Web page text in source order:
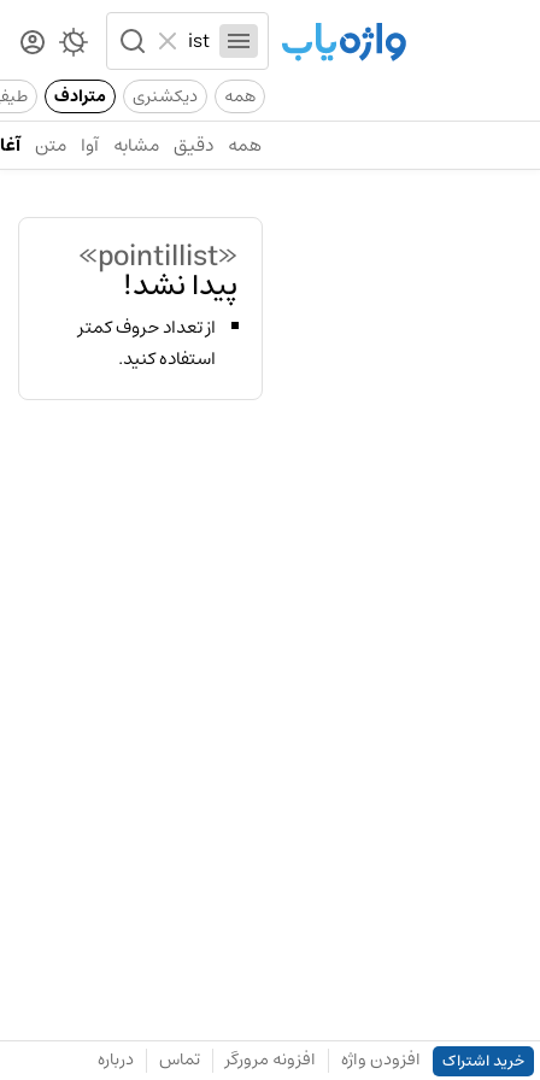
همه دیکشنری مترادف
همه دقیق مشابه آوا متن
«pointillist»
پیدا نشد!
از تعداد حروف کمتر
استفاده کنید.
خرید اشتراک افزودن واژه افزونه مرورگر تماس درباره